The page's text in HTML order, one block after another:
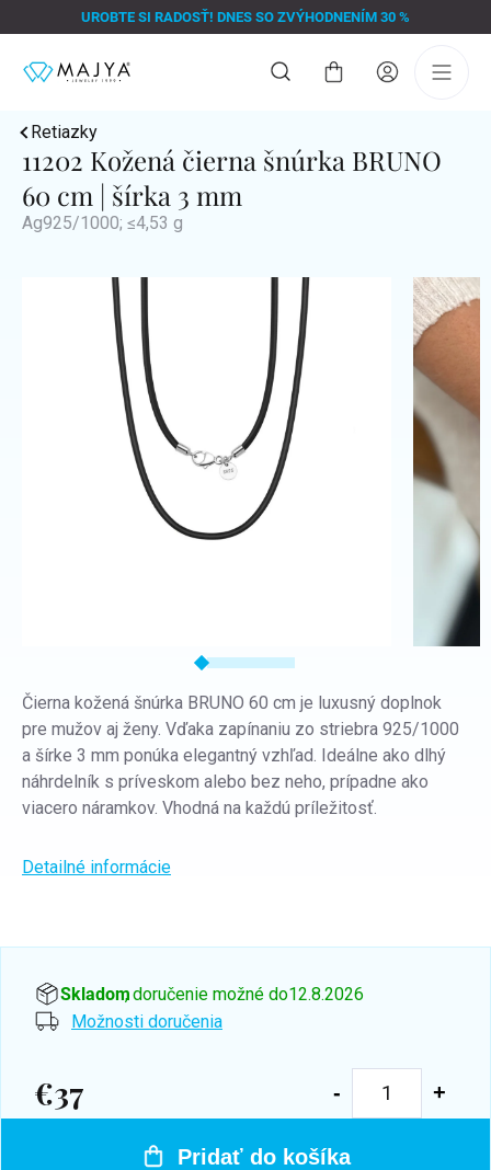
na
UROBTE SI RADOSŤ! DNES SO ZVÝHODNENÍM 30 %
Nákupný
Retiazky
11202 Kožená čierna šnúrka BRUNO
60 cm | šírka 3 mm
Ag925/1000; ≤4,53 g
Čierna kožená šnúrka BRUNO 60 cm je luxusný doplnok
pre mužov aj ženy. Vďaka zapínaniu zo striebra 925/1000
a šírke 3 mm ponúka elegantný vzhľad. Ideálne ako dlhý
náhrdelník s príveskom alebo bez neho, prípadne ako
viacero náramkov. Vhodná na každú príležitosť.
Detailné informácie
Skladom, doručenie možné do12.8.2026
Možnosti doručenia
€37
Jednotková
Pridať do košíka